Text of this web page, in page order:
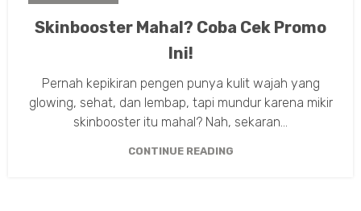
Skinbooster Mahal? Coba Cek Promo
Ini!
Pernah kepikiran pengen punya kulit wajah yang
glowing, sehat, dan lembap, tapi mundur karena mikir
skinbooster itu mahal? Nah, sekaran...
CONTINUE READING